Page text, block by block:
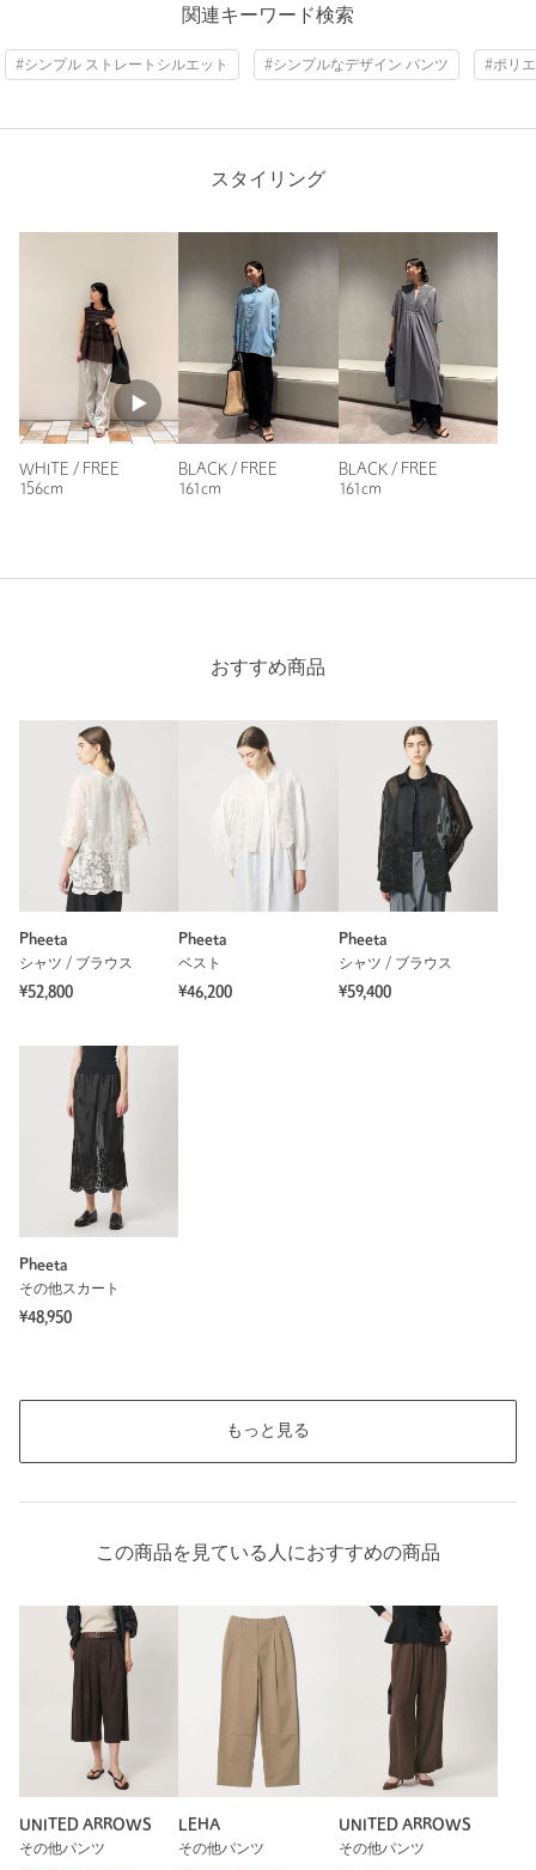
カテゴリー パンツ その他パンツ
ル100％ コード糸； 上糸；コットン100％ 下糸；ポ
洗濯表示 手洗い可 洗濯表示について
8914-6-000007
関連キーワード検索
#シンプル ストレートシルエット #シンプルなデザイン パンツ #ポリ
スタイリング
WHITE / FREE
156cm
BLACK / FREE
161cm
BLACK / FREE
161cm
おすすめ商品
Pheeta
シャツ / ブラウス
¥52,800
Pheeta
ベスト
¥46,200
Pheeta
シャツ / ブラウス
¥59,400
Pheeta
その他スカート
¥48,950
もっと見る
この商品を見ている人におすすめの商品
UNITED ARROWS
その他パンツ
LEHA
その他パンツ
UNITED ARROWS
その他パンツ